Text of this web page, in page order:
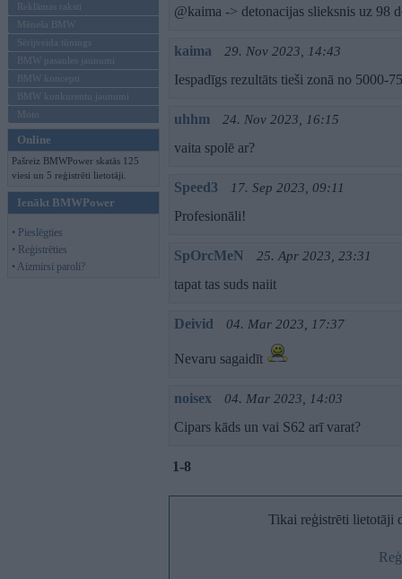
Reklāmas raksti
Mēneša BMW
Sērijveida tūnings
BMW pasaules jaunumi
BMW koncepti
BMW konkurentu jaunumi
Moto
Online
Pašreiz BMWPower skatās 125
viesi un 5 reģistrēti lietotāji.
Ienākt BMWPower
• Pieslēgties
• Reģistrēties
• Aizmirsi paroli?
@kaima -> detonacijas slieksnis uz 98
kaima 29. Nov 2023, 14:43
Iespadīgs rezultāts tieši zonā no 5000-
uhhm 24. Nov 2023, 16:15
vaita spolē ar?
Speed3 17. Sep 2023, 09:11
Profesionāli!
SpOrcMeN 25. Apr 2023, 23:31
tapat tas suds naiit
Deivid 04. Mar 2023, 17:37
Nevaru sagaidīt
noisex 04. Mar 2023, 14:03
Cipars kāds un vai S62 arī varat?
1-8
Tikai reģistrēti lietotāji